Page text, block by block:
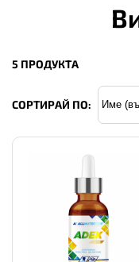
5 ПРОДУКТА
СОРТИРАЙ ПО: